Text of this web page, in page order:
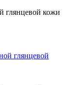
глянцевой кожи